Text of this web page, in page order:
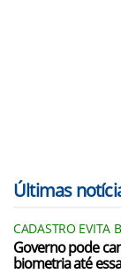
Últimas
CADASTRO EVITA
Governo pode
biometria até